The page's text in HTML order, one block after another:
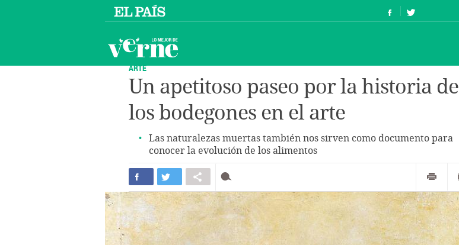
ARTE
Un apetitoso paseo por la historia de
los bodegones en el arte
Las naturalezas muertas también nos sirven como documento para
conocer la evolución de los alimentos